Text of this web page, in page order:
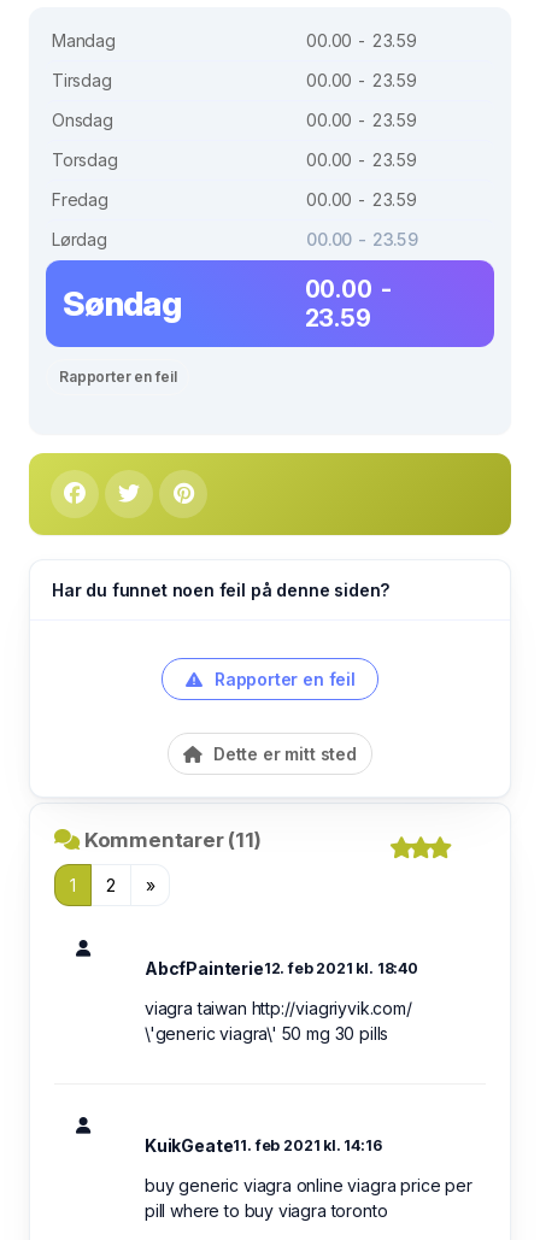
Mandag
00.00 - 23.59
Tirsdag
00.00 - 23.59
Onsdag
00.00 - 23.59
Torsdag
00.00 - 23.59
Fredag
00.00 - 23.59
Lørdag
00.00 - 23.59
Søndag
00.00 -
23.59
Rapporter en feil
Har du funnet noen feil på denne siden?
Rapporter en feil
Dette er mitt sted
Kommentarer (11)
1 2 »
AbcfPainterie12. feb 2021 kl. 18:40
viagra taiwan http://viagriyvik.com/
\'generic viagra\' 50 mg 30 pills
KuikGeate11. feb 2021 kl. 14:16
buy generic viagra online viagra price per
pill where to buy viagra toronto